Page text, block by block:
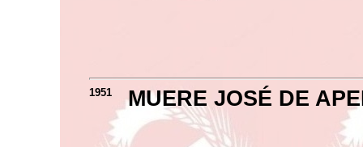
1951 MUERE JOSÉ DE